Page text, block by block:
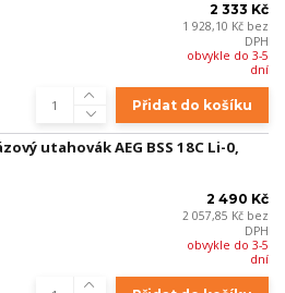
2 333 Kč
1 928,10 Kč bez
DPH
obvykle do 3-5
dní
Přidat do košíku
utahovák AEG BSS 18C Li-0,
2 490 Kč
2 057,85 Kč bez
DPH
obvykle do 3-5
dní